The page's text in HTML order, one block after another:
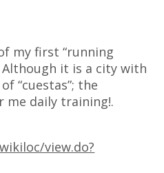
my first “running
it is a city with
“cuestas”; the
me daily training!.
view.do?